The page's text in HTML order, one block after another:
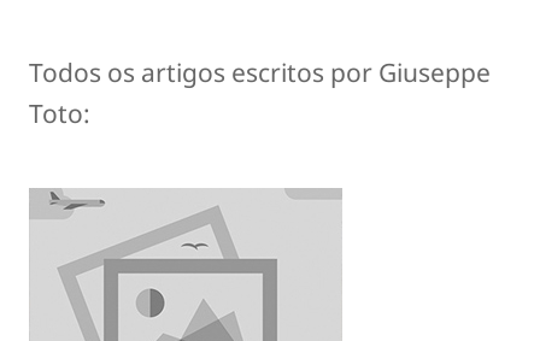
Todos os artigos escritos por Giuseppe
Toto: